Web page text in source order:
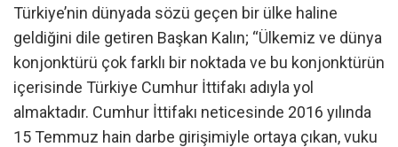
Türkiye’nin dünyada sözü geçen bir ülke haline
geldiğini dile getiren Başkan Kalın; “Ülkemiz ve dünya
konjonktürü çok farklı bir noktada ve bu konjonktürün
içerisinde Türkiye Cumhur İttifakı adıyla yol
almaktadır. Cumhur İttifakı neticesinde 2016 yılında
15 Temmuz hain darbe girişimiyle ortaya çıkan, vuku